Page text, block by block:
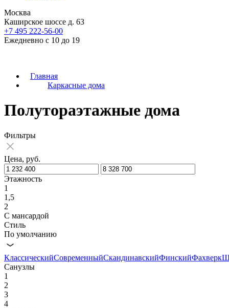
Москва
Каширское шоссе д. 63
+7 495 222-56-00
Ежедневно с 10 до 19
Главная
Каркасные дома
Полутораэтажные дома
Фильтры
Цена, руб.
Этажность
1
1,5
2
С мансардой
Стиль
По умолчанию
КлассическийСовременныйСкандинавскийФинскийФахверк
Санузлы
1
2
3
4